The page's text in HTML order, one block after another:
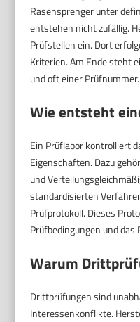
Rasensprenger unter
entstehen nicht zufällig.
Prüfstellen ein. Dort
Kriterien. Am Ende steht
und oft einer Prüfnummer.
Wie entsteht
Ein Prüflabor kontrolliert
Eigenschaften. Dazu
und
standardisierten
Prüfprotokoll. Dieses
Prüfbedingungen und das
Warum
Drittprüfungen sind
Interessenkonflikte.